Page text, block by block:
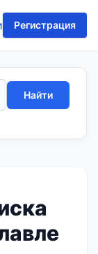
Регистрация
Найти